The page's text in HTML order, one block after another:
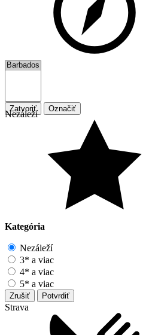
Zatvoriť Označiť
Nezáleží
Kategória
Nezáleží
3* a viac
4* a viac
5* a viac
Zrušiť Potvrdiť
Strava